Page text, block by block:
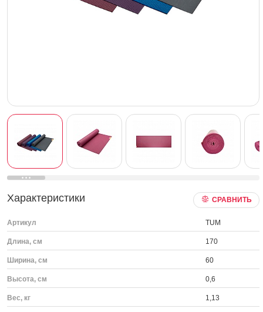
Характеристики СРАВНИТЬ
Артикул TUM
Длина, см 170
Ширина, см 60
Высота, см 0,6
Вес, кг 1,13